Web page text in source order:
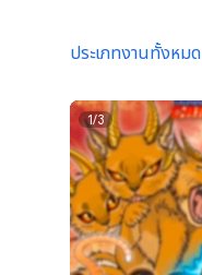
ประเภทงานทั้งหมด
1/3